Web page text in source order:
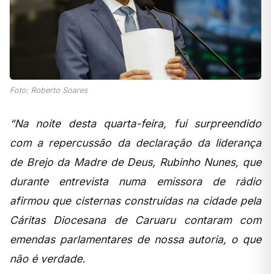
Foto: Roberto Soares
“Na noite desta quarta-feira, fui surpreendido
com a repercussão da declaração da liderança
de Brejo da Madre de Deus, Rubinho Nunes, que
durante entrevista numa emissora de rádio
afirmou que cisternas construídas na cidade pela
Cáritas Diocesana de Caruaru contaram com
emendas parlamentares de nossa autoria, o que
não é verdade.